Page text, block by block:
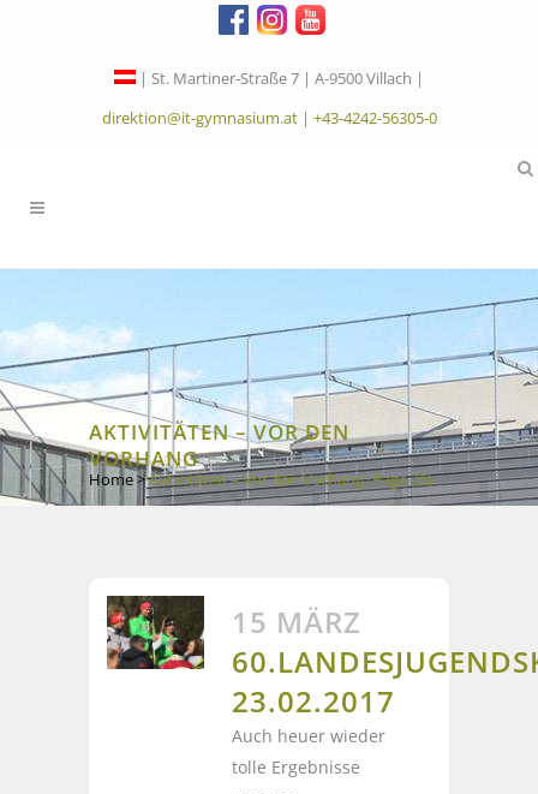
| St. Martiner-Straße 7 | A-9500 Villach |
direktion@it-gymnasium.at| +43-4242-56305-0
AKTIVITÄTEN – VOR DEN
VORHANG
Home>Aktivitäten – Vor den Vorhang(Page 25)
15 MÄRZ
23.02.2017
Auch heuer wieder
tolle Ergebnisse